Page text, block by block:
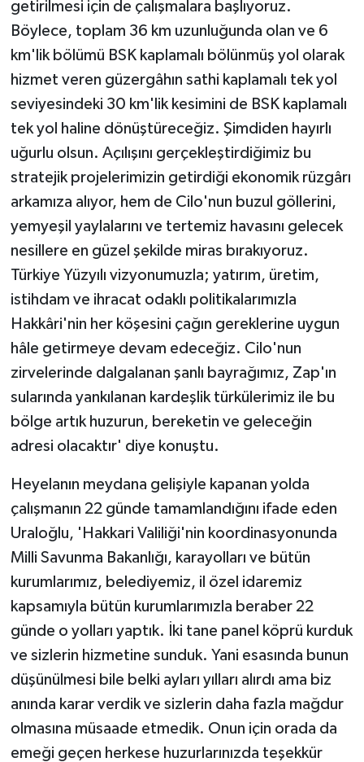
getirilmesi için de çalışmalara başlıyoruz.
Böylece, toplam 36 km uzunluğunda olan ve 6
km'lik bölümü BSK kaplamalı bölünmüş yol olarak
hizmet veren güzergâhın sathi kaplamalı tek yol
seviyesindeki 30 km'lik kesimini de BSK kaplamalı
tek yol haline dönüştüreceğiz. Şimdiden hayırlı
uğurlu olsun. Açılışını gerçekleştirdiğimiz bu
stratejik projelerimizin getirdiği ekonomik rüzgârı
arkamıza alıyor, hem de Cilo'nun buzul göllerini,
yemyeşil yaylalarını ve tertemiz havasını gelecek
nesillere en güzel şekilde miras bırakıyoruz.
Türkiye Yüzyılı vizyonumuzla; yatırım, üretim,
istihdam ve ihracat odaklı politikalarımızla
Hakkâri'nin her köşesini çağın gereklerine uygun
hâle getirmeye devam edeceğiz. Cilo'nun
zirvelerinde dalgalanan şanlı bayrağımız, Zap'ın
sularında yankılanan kardeşlik türkülerimiz ile bu
bölge artık huzurun, bereketin ve geleceğin
adresi olacaktır' diye konuştu.
Heyelanın meydana gelişiyle kapanan yolda
çalışmanın 22 günde tamamlandığını ifade eden
Uraloğlu, 'Hakkari Valiliği'nin koordinasyonunda
Milli Savunma Bakanlığı, karayolları ve bütün
kurumlarımız, belediyemiz, il özel idaremiz
kapsamıyla bütün kurumlarımızla beraber 22
günde o yolları yaptık. İki tane panel köprü kurduk
ve sizlerin hizmetine sunduk. Yani esasında bunun
düşünülmesi bile belki ayları yılları alırdı ama biz
anında karar verdik ve sizlerin daha fazla mağdur
olmasına müsaade etmedik. Onun için orada da
emeği geçen herkese huzurlarınızda teşekkür